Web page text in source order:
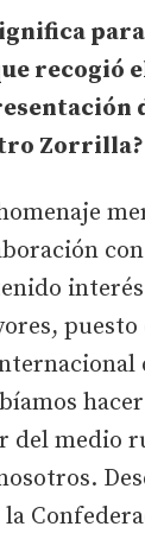
recogió
Zorrilla?
puesto
del medio
la